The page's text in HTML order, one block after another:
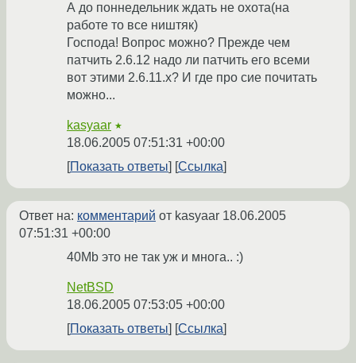
А до поннедельник ждать не охота(на
работе то все ништяк)
Господа! Вопрос можно? Прежде чем
патчить 2.6.12 надо ли патчить его всеми
вот этими 2.6.11.х? И где про сие почитать
можно...
kasyaar ★
18.06.2005 07:51:31 +00:00
Показать ответы
Ссылка
Ответ на: комментарий от kasyaar 18.06.2005
07:51:31 +00:00
40Mb это не так уж и многа.. :)
NetBSD
18.06.2005 07:53:05 +00:00
Показать ответы
Ссылка